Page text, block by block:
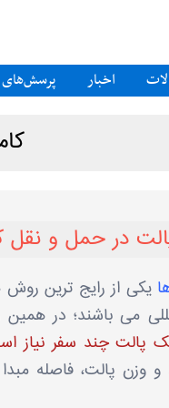
اخبار پرسش‌های
در حمل و نقل
یکی از رایج ‌ترین روش‌
می باشند؛ در همین
پالت چند سفر نیاز
وزن پالت، فاصله